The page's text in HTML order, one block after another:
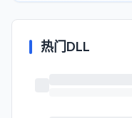
热门DLL